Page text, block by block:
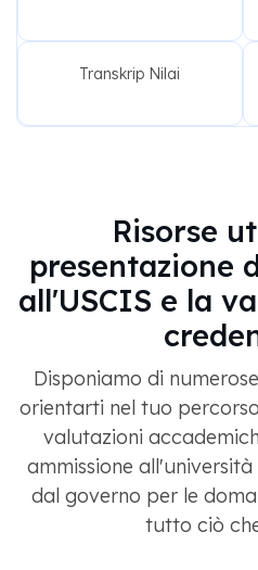
Transkrip Nilai
Risorse
presentazione
all'USCIS e la
Disponiamo di
orientarti nel tuo
valutazioni
ammissione
dal governo per le
tutto ciò